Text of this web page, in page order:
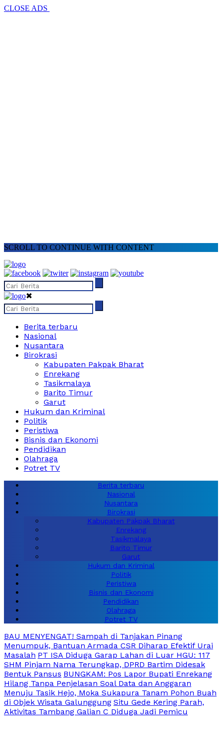
CLOSE ADS
SCROLL TO CONTINUE WITH CONTENT
✖
Berita terbaru
Nasional
Nusantara
Birokrasi
Kabupaten Pakpak Bharat
Enrekang
Tasikmalaya
Barito Timur
Garut
Hukum dan Kriminal
Politik
Peristiwa
Bisnis dan Ekonomi
Pendidikan
Olahraga
Potret TV
Berita terbaru
Nasional
Nusantara
Birokrasi
Kabupaten Pakpak Bharat
Enrekang
Tasikmalaya
Barito Timur
Garut
Hukum dan Kriminal
Politik
Peristiwa
Bisnis dan Ekonomi
Pendidikan
Olahraga
Potret TV
BAU MENYENGAT! Sampah di Tanjakan Pinang
Menumpuk, Bantuan Armada CSR Diharap Efektif Urai
Masalah PT ISA Diduga Garap Lahan di Luar HGU: 117
SHM Pinjam Nama Terungkap, DPRD Bartim Didesak
Bentuk Pansus BUNGKAM: Pos Lapor Bupati Enrekang
Hilang Tanpa Penjelasan Soal Data dan Anggaran
Menuju Tasik Hejo, Moka Sukapura Tanam Pohon Buah
di Objek Wisata Galunggung Situ Gede Kering Parah,
Aktivitas Tambang Galian C Diduga Jadi Pemicu